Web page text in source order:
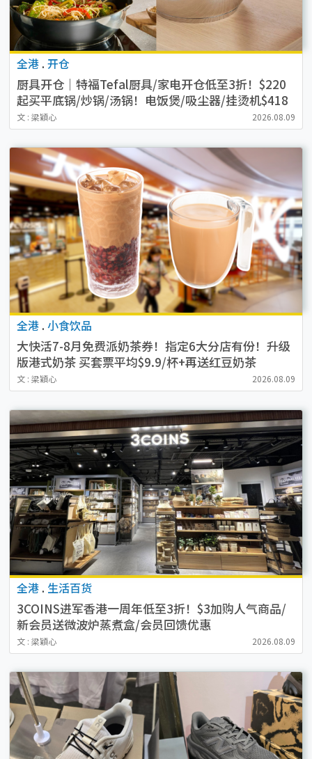
全港 . 开仓
厨具开仓｜特福Tefal厨具/家电开仓低至3折！$220
起买平底锅/炒锅/汤锅！电饭煲/吸尘器/挂烫机$418
起
文 : 梁穎心 2026.08.09
全港 . 小食饮品
大快活7-8月免费派奶茶券！指定6大分店有份！升级
版港式奶茶 买套票平均$9.9/杯+再送红豆奶茶
文 : 梁穎心 2026.08.09
全港 . 生活百货
3COINS进军香港一周年低至3折！$3加购人气商品/
新会员送微波炉蒸煮盒/会员回馈优惠
文 : 梁穎心 2026.08.09